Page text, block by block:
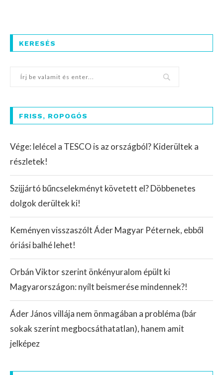
KERESÉS
FRISS, ROPOGÓS
Vége: lelécel a TESCO is az országból? Kiderültek a
részletek!
Szijjártó bűncselekményt követett el? Döbbenetes
dolgok derültek ki!
Keményen visszaszólt Áder Magyar Péternek, ebből
óriási balhé lehet!
Orbán Viktor szerint önkényuralom épült ki
Magyarországon: nyílt beismerése mindennek?!
Áder János villája nem önmagában a probléma (bár
sokak szerint megbocsáthatatlan), hanem amit
jelképez